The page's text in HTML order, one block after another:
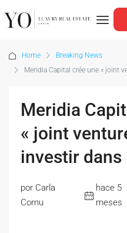
Home
Breaking News
Meridia Capital crée une « joint
Meridia
« joint
investir
por Carla
Cornu
hace 5
meses